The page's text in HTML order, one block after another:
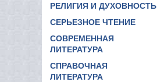
РЕЛИГИЯ И ДУХОВНОСТЬ
СЕРЬЕЗНОЕ ЧТЕНИЕ
СОВРЕМЕННАЯ
ЛИТЕРАТУРА
СПРАВОЧНАЯ
ЛИТЕРАТУРА